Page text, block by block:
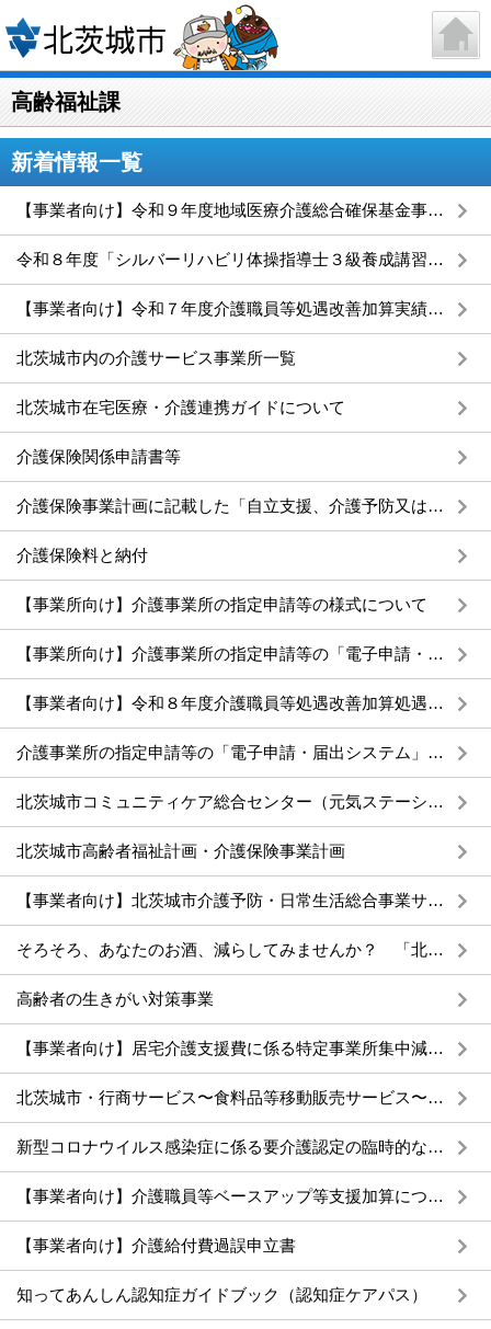
高齢福祉課
新着情報一覧
【事業者向け】令和９年度地域医療介護総合確保基金事業（介護施設等の整備に関する事業）補助金について
令和８年度「シルバーリハビリ体操指導士３級養成講習会」受講者募集
【事業者向け】令和７年度介護職員等処遇改善加算実績報告書の提出について
北茨城市内の介護サービス事業所一覧
北茨城市在宅医療・介護連携ガイドについて
介護保険関係申請書等
介護保険事業計画に記載した「自立支援、介護予防又は重度化防止に関する取組と目標」についての自己評価（令和６年度）
介護保険料と納付
【事業所向け】介護事業所の指定申請等の様式について
【事業所向け】介護事業所の指定申請等の「電子申請・届出システム」の受付について
【事業者向け】令和８年度介護職員等処遇改善加算処遇改善計画書の提出について
介護事業所の指定申請等の「電子申請・届出システム」による受付開始について
北茨城市コミュニティケア総合センター（元気ステーション）のご案内
北茨城市高齢者福祉計画・介護保険事業計画
【事業者向け】北茨城市介護予防・日常生活総合事業サービスコードについて
そろそろ、あなたのお酒、減らしてみませんか？ 「北茨城減酒サポートグループ」
高齢者の生きがい対策事業
【事業者向け】居宅介護支援費に係る特定事業所集中減算について
北茨城市・行商サービス〜食料品等移動販売サービス〜 について
新型コロナウイルス感染症に係る要介護認定の臨時的な取り扱いの終了について
【事業者向け】介護職員等ベースアップ等支援加算について
【事業者向け】介護給付費過誤申立書
知ってあんしん認知症ガイドブック（認知症ケアパス）